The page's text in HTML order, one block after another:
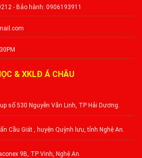
- Bảo hành: 0906193911
& XKLĐ Á CHÂU
số 530 Nguyễn Văn Linh, TP Hải Dương.
Cầu Giát , huyện Quỳnh lưu, tỉnh Nghệ An.
9B, TP Vinh, Nghệ An.